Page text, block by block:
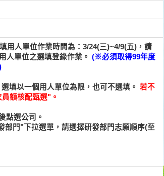
用人單位作業時間為：3/24(三)~4/9(五)，請
人單位之選填登錄作業。 (※必須取得99年度
填以一個用人單位為限，也可不選填。 若不
額核配甄選"。
點選公司。
部門"下拉選單，請選擇研發部門志願順序(至